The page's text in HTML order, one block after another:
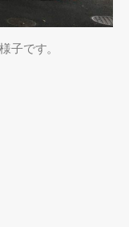
子です。